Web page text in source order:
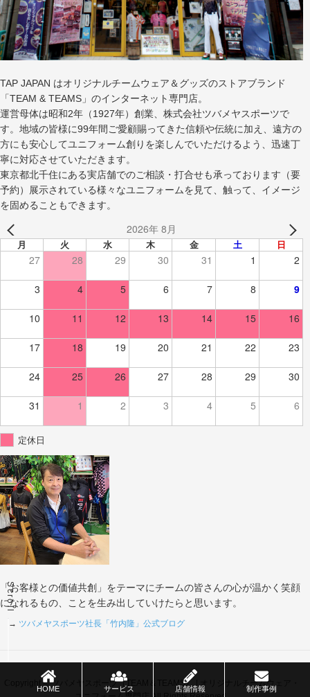
Scroll
HOME サービス 店舗情報 制作事例
TAP JAPAN はオリジナルチームウェア＆グッズのストアブランド
「TEAM & TEAMS」のインターネット専門店。
運営母体は昭和2年（1927年）創業、株式会社ツバメヤスポーツで
す。地域の皆様に99年間ご愛顧賜ってきた信頼や伝統に加え、遠方の
方にも安心してユニフォーム創りを楽しんでいただけるよう、迅速丁
寧に対応させていただきます。
東京都北千住にある実店舗でのご相談・打合せも承っております（要
予約）展示されている様々なユニフォームを見て、触って、イメージ
を固めることもできます。
2026年 8月
月 火 水 木 金 土 日
27 28 29 30 31 1 2
3 4 5 6 7 8 9
10 11 12 13 14 15 16
17 18 19 20 21 22 23
24 25 26 27 28 29 30
31 1 2 3 4 5 6
定休日
「お客様との価値共創」をテーマにチームの皆さんの心が温かく笑顔
になれるもの、ことを生み出していけたらと思います。
→ ツバメヤスポーツ社長「竹内隆」公式ブログ
Copyright © ツバメヤスポーツ（TEAM＆TEAMS） | オリジナルチームウェア・